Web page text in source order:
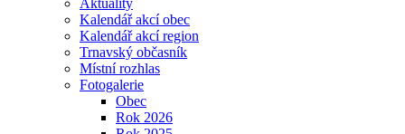
Aktuality
Kalendář akcí obec
Kalendář akcí region
Trnavský občasník
Místní rozhlas
Fotogalerie
Obec
Rok 2026